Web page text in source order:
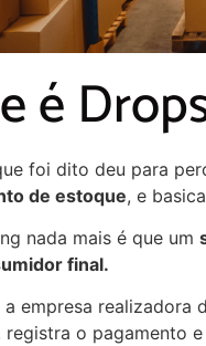
é
foi dito deu para
de estoque, e
nada mais é que um
final.
empresa realizadora
registra o pagamento